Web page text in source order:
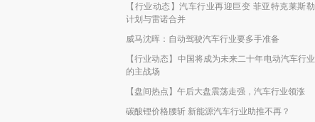
【行业动态】汽车行业再迎巨变 菲亚特克莱斯勒
计划与雷诺合并
威马沈晖：自动驾驶汽车行业要多手准备
【行业动态】中国将成为未来二十年电动汽车行业
的主战场
【盘间热点】午后大盘震荡走强，汽车行业领涨
碳酸锂价格腰斩 新能源汽车行业助推不再？